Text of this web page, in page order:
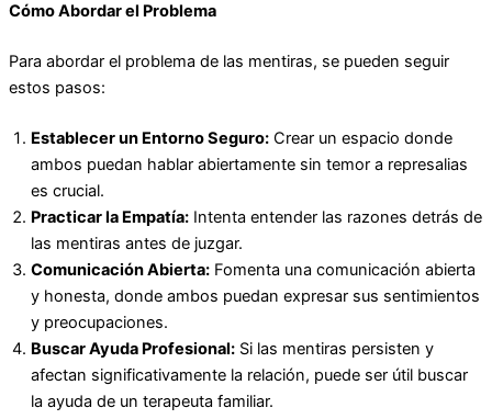
Cómo Abordar el Problema
Para abordar el problema de las mentiras, se pueden seguir
estos pasos:
Establecer un Entorno Seguro: Crear un espacio donde
ambos puedan hablar abiertamente sin temor a represalias
es crucial.
Practicar la Empatía: Intenta entender las razones detrás de
las mentiras antes de juzgar.
Comunicación Abierta: Fomenta una comunicación abierta
y honesta, donde ambos puedan expresar sus sentimientos
y preocupaciones.
Buscar Ayuda Profesional: Si las mentiras persisten y
afectan significativamente la relación, puede ser útil buscar
la ayuda de un terapeuta familiar.